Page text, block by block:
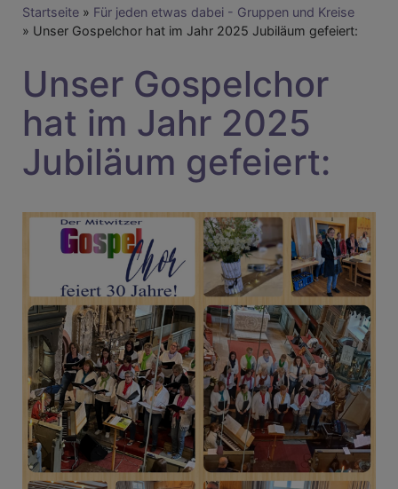
Breadcrumb
Startseite
Für jeden etwas dabei - Gruppen und Kreise
Unser Gospelchor hat im Jahr 2025 Jubiläum gefeiert:
Unser Gospelchor
hat im Jahr 2025
Jubiläum gefeiert: